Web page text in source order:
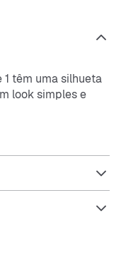
1 têm uma silhueta
look simples e